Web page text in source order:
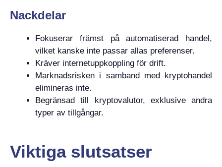
Nackdelar
Fokuserar främst på automatiserad handel,
vilket kanske inte passar allas preferenser.
Kräver internetuppkoppling för drift.
Marknadsrisken i samband med kryptohandel
elimineras inte.
Begränsad till kryptovalutor, exklusive andra
typer av tillgångar.
Viktiga slutsatser